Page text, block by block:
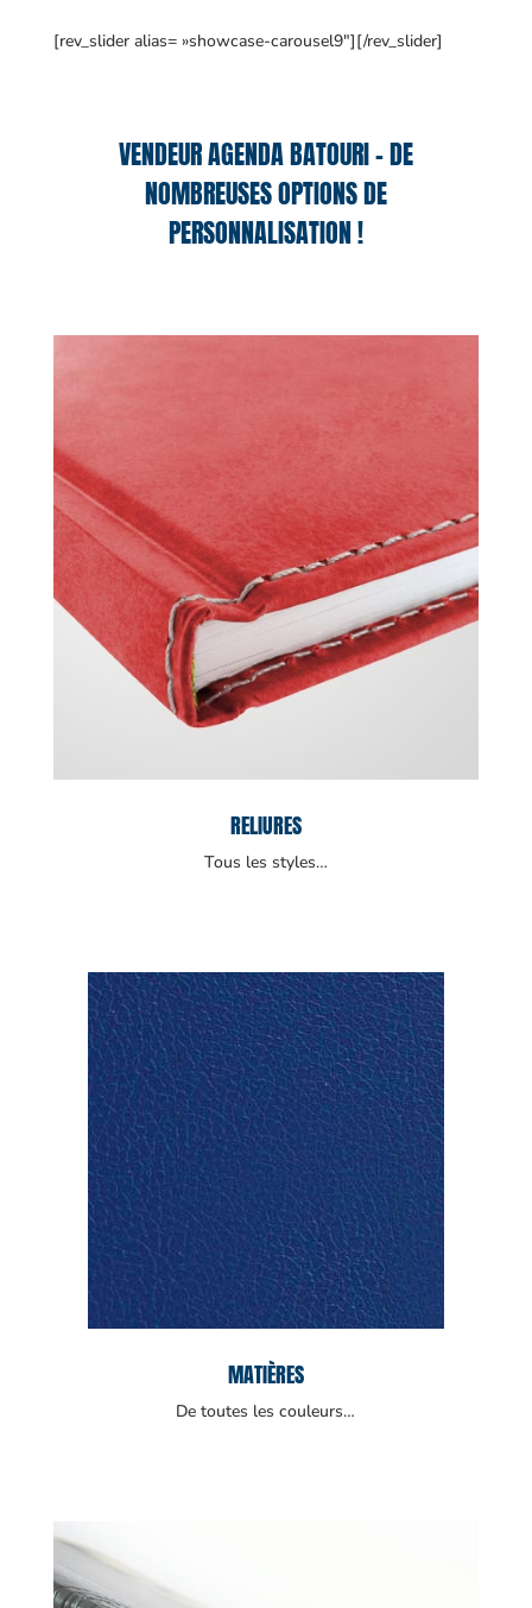
[rev_slider alias= »showcase-carousel9″][/rev_slider]
VENDEUR AGENDA BATOURI – DE
NOMBREUSES OPTIONS DE
PERSONNALISATION !
RELIURES
Tous les styles…
MATIÈRES
De toutes les couleurs…